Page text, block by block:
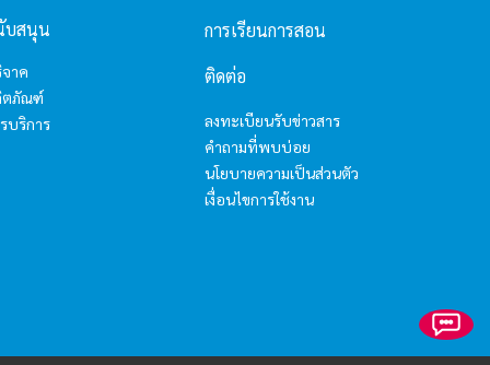
บสนุน
าค
ตภัณฑ์
บริการ
การเรียนการสอน
ติดต่อ
ลงทะเบียนรับข่าวสาร
คำถามที่พบบ่อย
นโยบายความเป็นส่วนตัว
เงื่อนไขการใช้งาน
website? Ask me anything!
I'm your AI Assistant! Curious about this
website? Ask me anything!